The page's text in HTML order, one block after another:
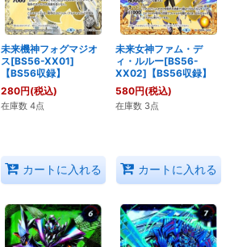
未来機神フォグマジオ
ス[BS56-XX01]
【BS56収録】
280円(税込)
在庫数 4点
カートに入れる
未来女神ファム・デ
ィ・ルルー[BS56-
XX02]【BS56収録】
580円(税込)
在庫数 3点
カートに入れる